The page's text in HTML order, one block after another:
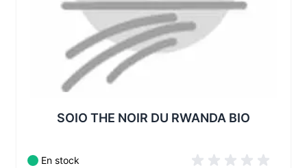
SOIO THE NOIR DU RWANDA BIO
En stock